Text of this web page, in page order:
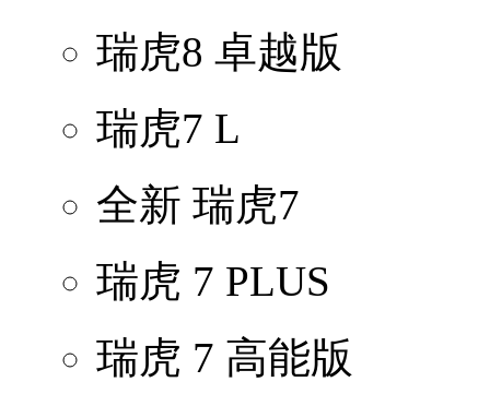
瑞虎8 卓越版
瑞虎7 L
全新 瑞虎7
瑞虎 7 PLUS
瑞虎 7 高能版